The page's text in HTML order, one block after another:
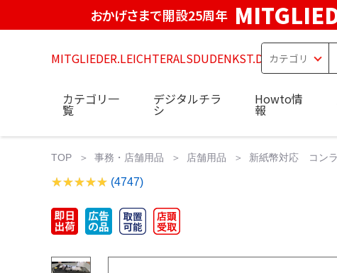
おかげさまで開設25周年
MITGLIEDER.LEICHTERALSDUDENKST.DE
カテゴリ一
覧
デジタルチラ
シ
Howto情
報
TOP 事務・店舗用品 店舗用品 新紙幣対応 コン
(4747)